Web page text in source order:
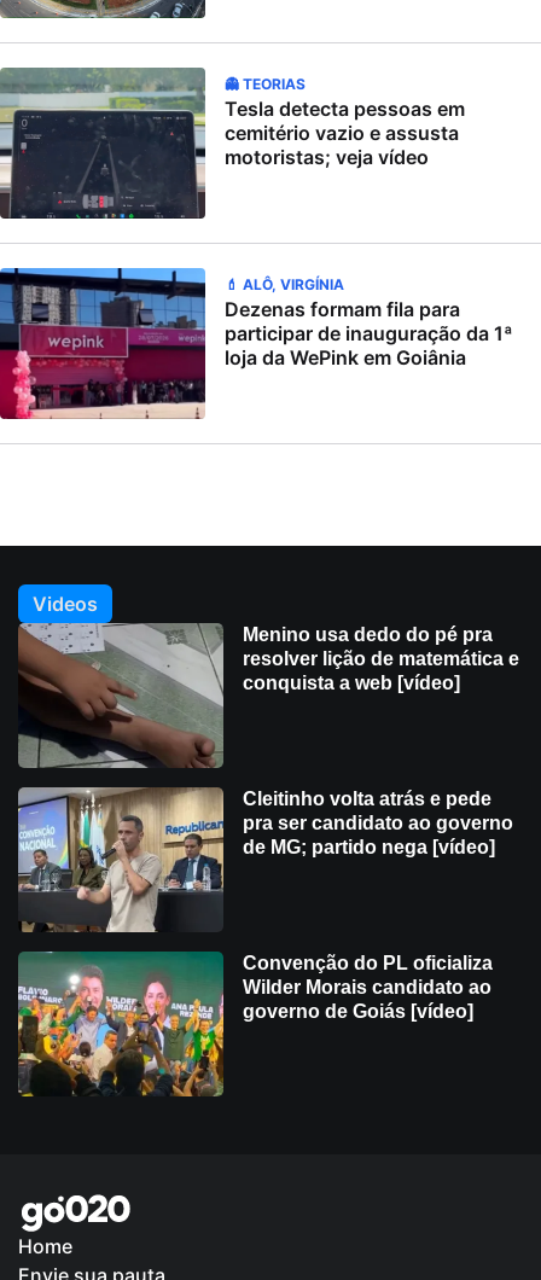
👻 TEORIAS
Tesla detecta pessoas em
cemitério vazio e assusta
motoristas; veja vídeo
💄 ALÔ, VIRGÍNIA
Dezenas formam fila para
participar de inauguração da 1ª
loja da WePink em Goiânia
Videos
Menino usa dedo do pé pra
resolver lição de matemática e
conquista a web [vídeo]
Cleitinho volta atrás e pede
pra ser candidato ao governo
de MG; partido nega [vídeo]
Convenção do PL oficializa
Wilder Morais candidato ao
governo de Goiás [vídeo]
Home